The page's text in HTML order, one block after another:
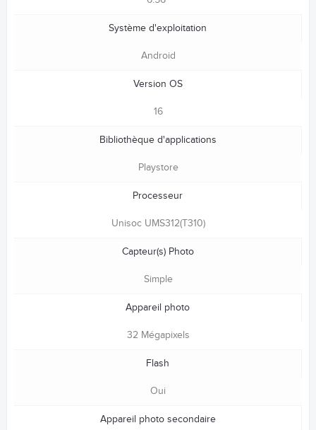
Système d'exploitation
Android
Version OS
16
Bibliothèque d'applications
Playstore
Processeur
Unisoc UMS312(T310)
Capteur(s) Photo
Simple
Appareil photo
32 Mégapixels
Flash
Oui
Appareil photo secondaire